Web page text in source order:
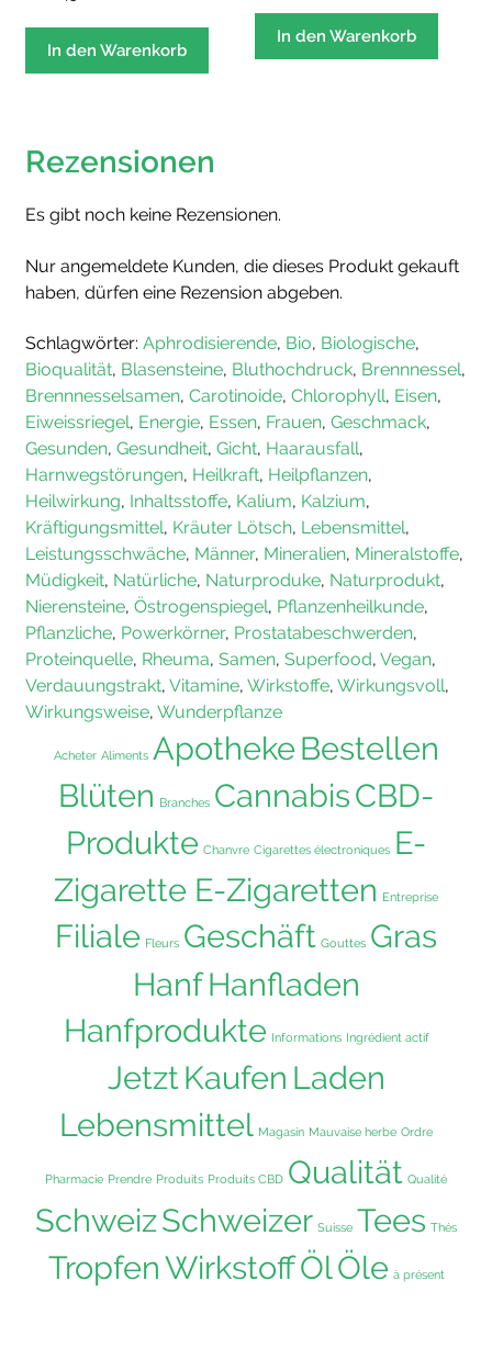
In den Warenkorb
CHF 42.50
In den Warenkorb
Dieses
weist
der
Rezensionen
Es gibt noch keine Rezensionen.
Nur angemeldete Kunden, die dieses Produkt gekauft
haben, dürfen eine Rezension abgeben.
Schlagwörter: Aphrodisierende, Bio, Biologische,
Bioqualität, Blasensteine, Bluthochdruck, Brennnessel,
Brennnesselsamen, Carotinoide, Chlorophyll, Eisen,
Eiweissriegel, Energie, Essen, Frauen, Geschmack,
Gesunden, Gesundheit, Gicht, Haarausfall,
Harnwegstörungen, Heilkraft, Heilpflanzen,
Heilwirkung, Inhaltsstoffe, Kalium, Kalzium,
Kräftigungsmittel, Kräuter Lötsch, Lebensmittel,
Leistungsschwäche, Männer, Mineralien, Mineralstoffe,
Müdigkeit, Natürliche, Naturproduke, Naturprodukt,
Nierensteine, Östrogenspiegel, Pflanzenheilkunde,
Pflanzliche, Powerkörner, Prostatabeschwerden,
Proteinquelle, Rheuma, Samen, Superfood, Vegan,
Verdauungstrakt, Vitamine, Wirkstoffe, Wirkungsvoll,
Wirkungsweise, Wunderpflanze
Acheter Aliments ApothekeBestellen
Blüten Branches CannabisCBD-
Produkte Chanvre Cigarettes électroniques E-
Zigarette E-Zigaretten Entreprise
Filiale Fleurs Geschäft Gouttes Gras
HanfHanfladen
Hanfprodukte Informations Ingrédient actif
JetztKaufen Laden
Lebensmittel Magasin Mauvaise herbe Ordre
Pharmacie Prendre Produits Produits CBD Qualität Qualité
SchweizSchweizer Suisse Tees Thés
TropfenWirkstoffÖlÖle à présent